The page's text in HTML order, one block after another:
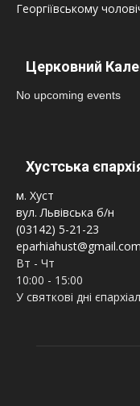
Георгіївському
Церковний
No upcoming events
Хустська
м. Хуст
вул. Львівська б/н
(03142) 5-21-23
eparhiahust@gmail.com
Вт - Чт
10:00 - 15:00
У святкові дні